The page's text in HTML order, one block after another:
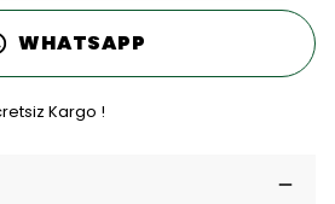
WHATSAPP
Kargo !